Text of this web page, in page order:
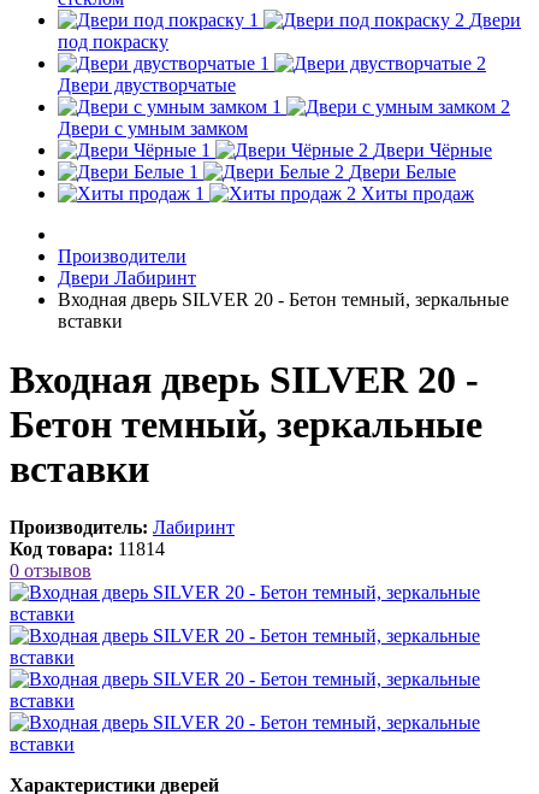
Двери
под покраску
Двери двустворчатые
Двери с умным замком
Двери Чёрные
Двери Белые
Хиты продаж
Производители
Двери Лабиринт
Входная дверь SILVER 20 - Бетон темный, зеркальные
вставки
Входная дверь SILVER 20 -
Бетон темный, зеркальные
вставки
Производитель: Лабиринт
Код товара: 11814
0 отзывов
Характеристики дверей